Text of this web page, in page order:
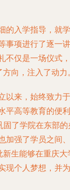
的入学指导，就学
事项进行了逐一讲
不仅是一场仪式，
方向，注入了动力
以来，始终致力于
平高等教育的便利
固了学院在东部的
加强了学员之间、
新生能够在重庆大
现个人梦想，并为